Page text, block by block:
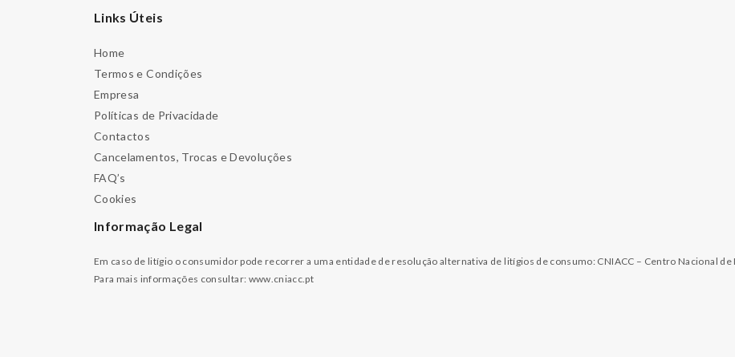
Links Úteis
Home
Termos e Condições
Empresa
Políticas de Privacidade
Contactos
Cancelamentos, Trocas e Devoluções
FAQ’s
Cookies
Informação Legal
Em caso de litígio o consumidor pode recorrer a uma entidade de resolução alternativa de litígios de consumo: CNIACC – Centro Nacional
Para mais informações consultar: www.cniacc.pt